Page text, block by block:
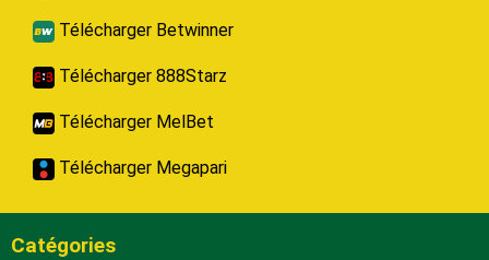
Télécharger Betwinner
Télécharger 888Starz
Télécharger MelBet
Télécharger Megapari
Catégories